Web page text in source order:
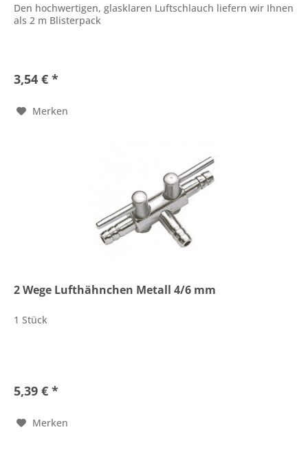
Den hochwertigen, glasklaren Luftschlauch liefern wir Ihnen
als 2 m Blisterpack
3,54 € *
Merken
2 Wege Lufthähnchen Metall 4/6 mm
1 Stück
5,39 € *
Merken